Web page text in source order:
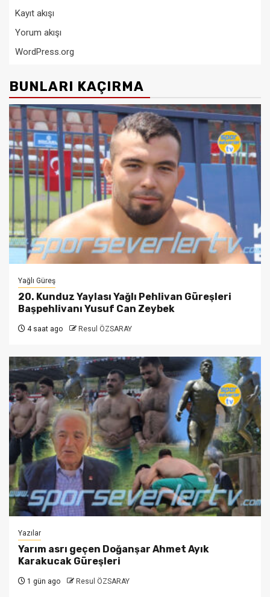
Kayıt akışı
Yorum akışı
WordPress.org
BUNLARI KAÇIRMA
Yağlı Güreş
20. Kunduz Yaylası Yağlı Pehlivan Güreşleri
Başpehlivanı Yusuf Can Zeybek
4 saat ago Resul ÖZSARAY
Yazılar
Yarım asrı geçen Doğanşar Ahmet Ayık
Karakucak Güreşleri
1 gün ago Resul ÖZSARAY